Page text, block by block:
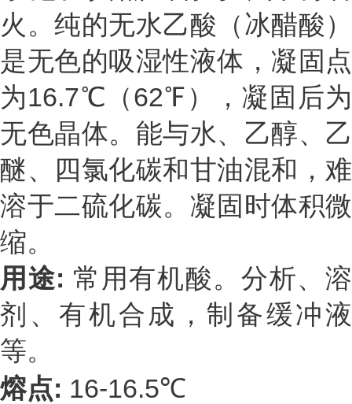
火。纯的无水乙酸（冰醋酸）
是无色的吸湿性液体，凝固点
为16.7℃（62℉），凝固后为
无色晶体。能与水、乙醇、乙
醚、四氯化碳和甘油混和，难
溶于二硫化碳。凝固时体积微
缩。
用途: 常用有机酸。分析、溶
剂、有机合成，制备缓冲液
等。
熔点: 16-16.5℃